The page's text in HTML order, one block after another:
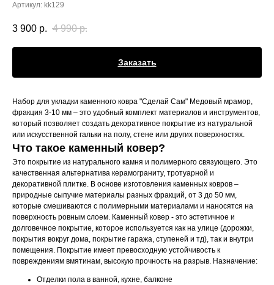
Артикул: kk129
3 900 р. 4 990 р.
Заказать
Набор для укладки каменного ковра "Сделай Сам" Медовый мрамор,
фракция 3-10 мм – это удобный комплект материалов и инструментов,
который позволяет создать декоративное покрытие из натуральной
или искусственной гальки на полу, стене или других поверхностях.
Что такое каменный ковер?
Это покрытие из натурального камня и полимерного связующего. Это
качественная альтернатива керамограниту, тротуарной и
декоративной плитке. В основе изготовления каменных ковров –
природные сыпучие материалы разных фракций, от 3 до 50 мм,
которые смешиваются с полимерными материалами и наносятся на
поверхность ровным слоем. Каменный ковер - это эстетичное и
долговечное покрытие, которое используется как на улице (дорожки,
покрытия вокруг дома, покрытие гаража, ступеней и тд), так и внутри
помещения. Покрытие имеет превосходную устойчивость к
повреждениям вмятинам, высокую прочность на разрыв. Назначение:
Отделки пола в ванной, кухне, балконе